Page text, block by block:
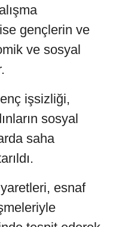
gençlerin ve
ve sosyal
işsizliği,
sosyal
saha
esnaf